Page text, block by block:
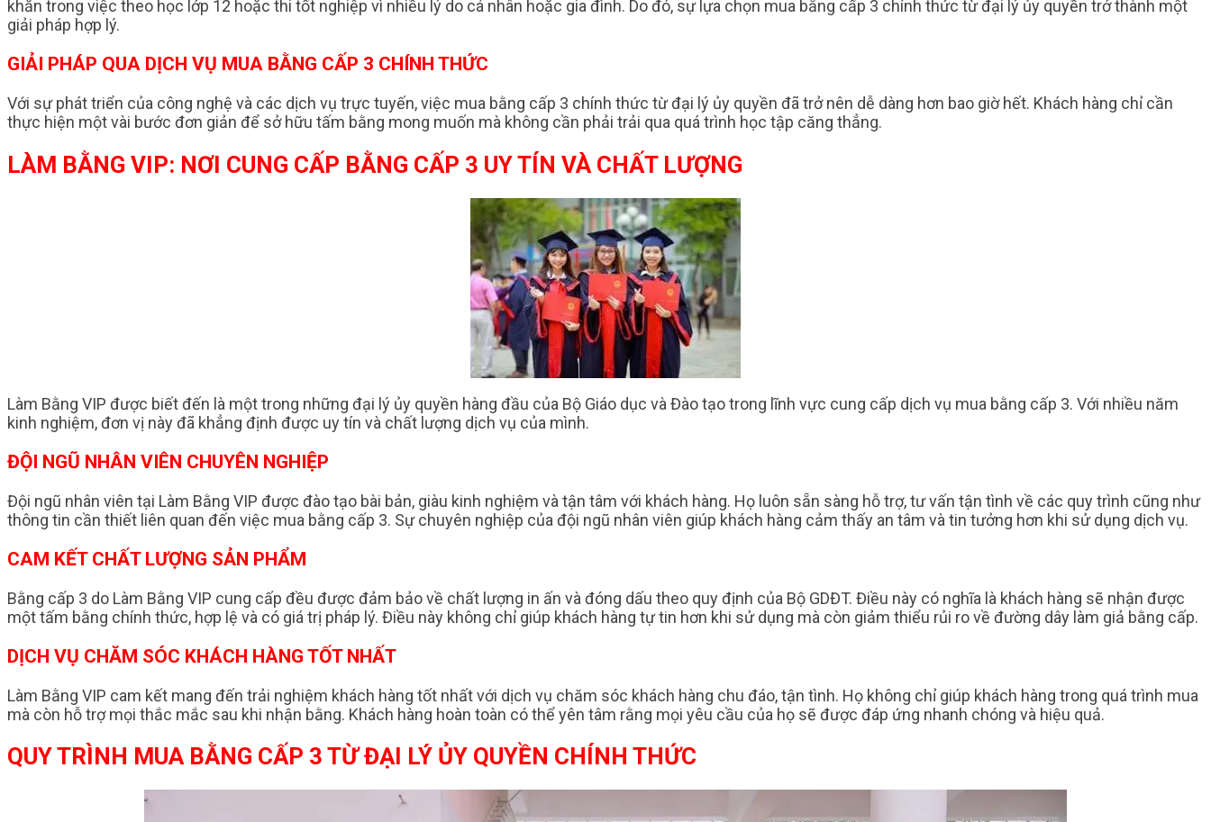
khăn trong việc theo học lớp 12 hoặc thi tốt nghiệp vì nhiều lý do cá nhân hoặc gia đình. Do đó, sự lựa chọn mua bằng cấp 3 chính thức từ đại lý ủy quyền trở thành một
giải pháp hợp lý.
GIẢI PHÁP QUA DỊCH VỤ MUA BẰNG CẤP 3 CHÍNH THỨC
Với sự phát triển của công nghệ và các dịch vụ trực tuyến, việc mua bằng cấp 3 chính thức từ đại lý ủy quyền đã trở nên dễ dàng hơn bao giờ hết. Khách hàng chỉ cần
thực hiện một vài bước đơn giản để sở hữu tấm bằng mong muốn mà không cần phải trải qua quá trình học tập căng thẳng.
LÀM BẰNG VIP: NƠI CUNG CẤP BẰNG CẤP 3 UY TÍN VÀ CHẤT LƯỢNG
Làm Bằng VIP được biết đến là một trong những đại lý ủy quyền hàng đầu của Bộ Giáo dục và Đào tạo trong lĩnh vực cung cấp dịch vụ mua bằng cấp 3. Với nhiều năm
kinh nghiệm, đơn vị này đã khẳng định được uy tín và chất lượng dịch vụ của mình.
ĐỘI NGŨ NHÂN VIÊN CHUYÊN NGHIỆP
Đội ngũ nhân viên tại Làm Bằng VIP được đào tạo bài bản, giàu kinh nghiệm và tận tâm với khách hàng. Họ luôn sẵn sàng hỗ trợ, tư vấn tận tình về các quy trình cũng như
thông tin cần thiết liên quan đến việc mua bằng cấp 3. Sự chuyên nghiệp của đội ngũ nhân viên giúp khách hàng cảm thấy an tâm và tin tưởng hơn khi sử dụng dịch vụ.
CAM KẾT CHẤT LƯỢNG SẢN PHẨM
Bằng cấp 3 do Làm Bằng VIP cung cấp đều được đảm bảo về chất lượng in ấn và đóng dấu theo quy định của Bộ GDĐT. Điều này có nghĩa là khách hàng sẽ nhận được
một tấm bằng chính thức, hợp lệ và có giá trị pháp lý. Điều này không chỉ giúp khách hàng tự tin hơn khi sử dụng mà còn giảm thiểu rủi ro về đường dây làm giả bằng cấp.
DỊCH VỤ CHĂM SÓC KHÁCH HÀNG TỐT NHẤT
Làm Bằng VIP cam kết mang đến trải nghiệm khách hàng tốt nhất với dịch vụ chăm sóc khách hàng chu đáo, tận tình. Họ không chỉ giúp khách hàng trong quá trình mua
mà còn hỗ trợ mọi thắc mắc sau khi nhận bằng. Khách hàng hoàn toàn có thể yên tâm rằng mọi yêu cầu của họ sẽ được đáp ứng nhanh chóng và hiệu quả.
QUY TRÌNH MUA BẰNG CẤP 3 TỪ ĐẠI LÝ ỦY QUYỀN CHÍNH THỨC